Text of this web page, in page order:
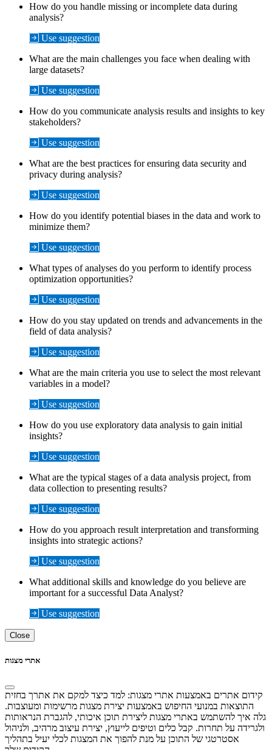
How do you handle missing or incomplete data during
analysis?
Use suggestion
What are the main challenges you face when dealing with
large datasets?
Use suggestion
How do you communicate analysis results and insights to key
stakeholders?
Use suggestion
What are the best practices for ensuring data security and
privacy during analysis?
Use suggestion
How do you identify potential biases in the data and work to
minimize them?
Use suggestion
What types of analyses do you perform to identify process
optimization opportunities?
Use suggestion
How do you stay updated on trends and advancements in the
field of data analysis?
Use suggestion
What are the main criteria you use to select the most relevant
variables in a model?
Use suggestion
How do you use exploratory data analysis to gain initial
insights?
Use suggestion
What are the typical stages of a data analysis project, from
data collection to presenting results?
Use suggestion
How do you approach result interpretation and transforming
insights into strategic actions?
Use suggestion
What additional skills and knowledge do you believe are
important for a successful Data Analyst?
Use suggestion
Close
אתרי מצגות
קידום אתרים באמצעות אתרי מצגות: למד כיצד למקם את אתרך בחזית
התוצאות במנועי החיפוש באמצעות יצירת מצגות מרשימות ומעוצבות.
גלה איך להשתמש באתרי מצגות ליצירת תוכן איכותי, להגברת הנראותות
ולגרידה על תחרות. קבל כלים וטיפים לייעוץ, יצירת עיצוב מרהיב, ולניהול
אסטרטגי של התוכן על מנת להפוך את המצגות לכלי יעיל בתהליך